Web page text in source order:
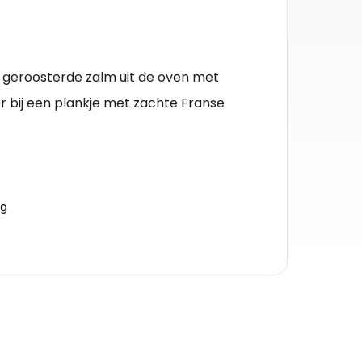
zalm uit de oven met
bij een plankje met zachte Franse